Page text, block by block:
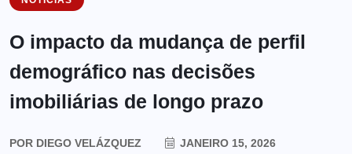
O impacto da mudança de perfil
demográfico nas decisões
imobiliárias de longo prazo
POR DIEGO VELÁZQUEZ
JANEIRO 15, 2026